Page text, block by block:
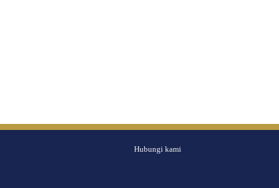
Hubungi kami